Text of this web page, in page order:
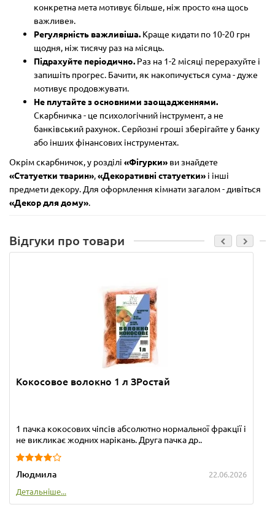
конкретна мета мотивує більше, ніж просто «на щось
важливе».
Регулярність важливіша. Краще кидати по 10-20 грн
щодня, ніж тисячу раз на місяць.
Підрахуйте періодично. Раз на 1-2 місяці перерахуйте і
запишіть прогрес. Бачити, як накопичується сума - дуже
мотивує продовжувати.
Не плутайте з основними заощадженнями.
Скарбничка - це психологічний інструмент, а не
банківський рахунок. Серйозні гроші зберігайте у банку
або інших фінансових інструментах.
Окрім скарбничок, у розділі «Фігурки» ви знайдете
«Статуетки тварин»,«Декоративні статуетки» і інші
предмети декору. Для оформлення кімнати загалом - дивіться
«Декор для дому».
Відгуки про товари
Кокосовое волокно 1 л ЗРостай
1 пачка кокосових чіпсів абсолютно нормальної фракції і
не викликає жодних нарікань. Друга пачка др..
Людмила
22.06.2026
Детальніше...